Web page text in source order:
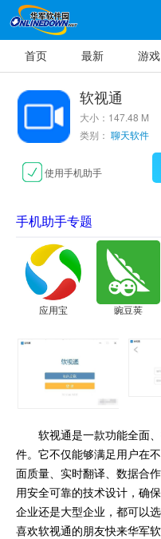
首页 最新 游戏
软视通
大小：147.48 M
类别： 聊天软件
使用手机助手
手机助手专题
应用宝 豌豆荚
软视通是一款功能全面
件。它不仅能够满足用户在
面质量、实时翻译、数据合
用安全可靠的技术设计，确
企业还是大型企业，都可以
喜欢软视通的朋友快来华军